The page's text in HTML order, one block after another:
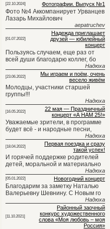
[22.10.2024] Фотографии. Выпуск №1
Фото №4 Аккомпанирует Урванцев
Лазарь Михайлович
aepatruchev
[01.07.2022]
Надежда приглашает
друзей — юбилейный
концерт
Пользуясь случаем, еще раз от
всей души благодарю коллег, бо
Надюха
[23.06.2022]
Мы играем и поём, очень
весело живём
Молодцы, участники старшей
группы!!!
Надюха
[16.05.2022]
22 мая — Праздничный
концерт «А НАМ 25!»
Уважаемые зрители, в программе
будет всё - и народные песни,
Надюха
[18.04.2022]
Первая поездка и сразу
такой успех!
И горячей поддержке родителей
детей, моральной и материально
Надюха
[05.01.2022] Новогодний концерт
Благодарим за заметку Наталью
Валерьевну Шевнину. С Новым го
Надюха
[11.10.2021]
Районный заочный
конкурс художественного
слова «Моя любовь – моя
Россия»